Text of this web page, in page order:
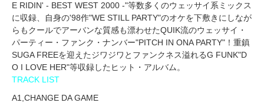
E RIDIN' - BEST WEST 2000 -"等数多くのウェッサイ系ミックス
に収録、自身の'98作"WE STILL PARTY"のオケを下敷きにしなが
らもクールでアーバンな質感も漂わせたQUIK流のウェッサイ・
パーティー・ファンク・ナンバー"PITCH IN ONA PARTY"！重鎮
SUGA FREEを迎えたジワジワとファンクネス溢れるG FUNK"D
O I LOVE HER"等収録したヒット・アルバム。
TRACK LIST
A1,CHANGE DA GAME